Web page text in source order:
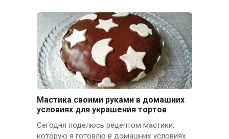
Мастика своими руками в домашних
условиях для украшения тортов
Сегодня поделюсь рецептом мастики,
которую я готовлю в домашних условиях.